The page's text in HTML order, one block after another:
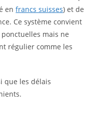
enfrancs suisses) et de
Ce système convient
mais ne
régulier comme les
que les délais